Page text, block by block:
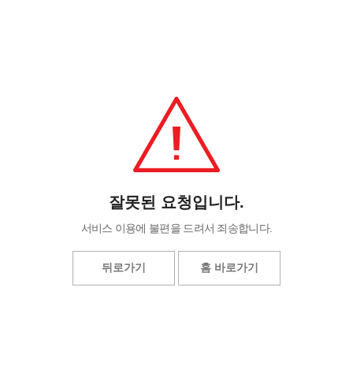
잘못된 요청입니다.
서비스 이용에 불편을 드려서 죄송합니다.
뒤로가기 홈 바로가기